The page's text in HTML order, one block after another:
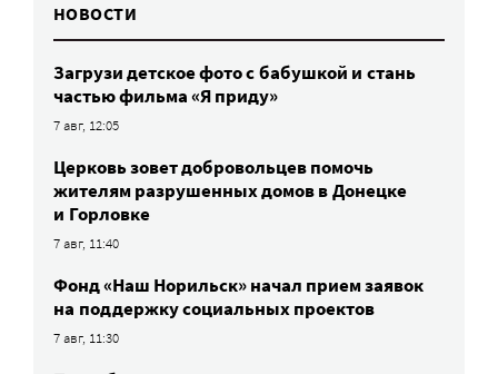
НОВОСТИ
Загрузи детское фото с бабушкой и стань
частью фильма «Я приду»
7 авг, 12:05
Церковь зовет добровольцев помочь
жителям разрушенных домов в Донецке
и Горловке
7 авг, 11:40
Фонд «Наш Норильск» начал прием заявок
на поддержку социальных проектов
7 авг, 11:30